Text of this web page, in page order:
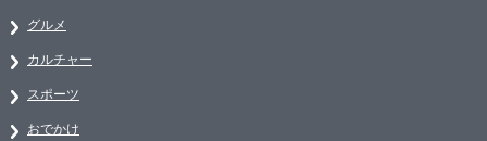
グルメ
カルチャー
スポーツ
おでかけ